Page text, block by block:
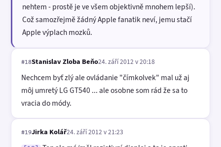
nehtem - prostě je ve všem objektivně mnohem lepší).
Což samozřejmě žádný Apple fanatik neví, jemu stačí
Apple výplach mozků.
#18Stanislav Zloba Beňo24. září 2012 v 20:18
Nechcem byť zlý ale ovládanie "čímkolvek" mal už aj
môj umretý LG GT540 ... ale osobne som rád že sa to
vracia do módy.
#19Jirka Kolář24. září 2012 v 21:23